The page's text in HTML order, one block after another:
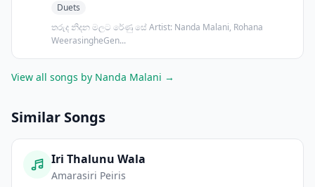
Duets
තරුද නිදන මලට රේණු සේ Artist: Nanda Malani, Rohana
WeerasingheGen...
View all songs by Nanda Malani →
Similar Songs
Iri Thalunu Wala
Amarasiri Peiris